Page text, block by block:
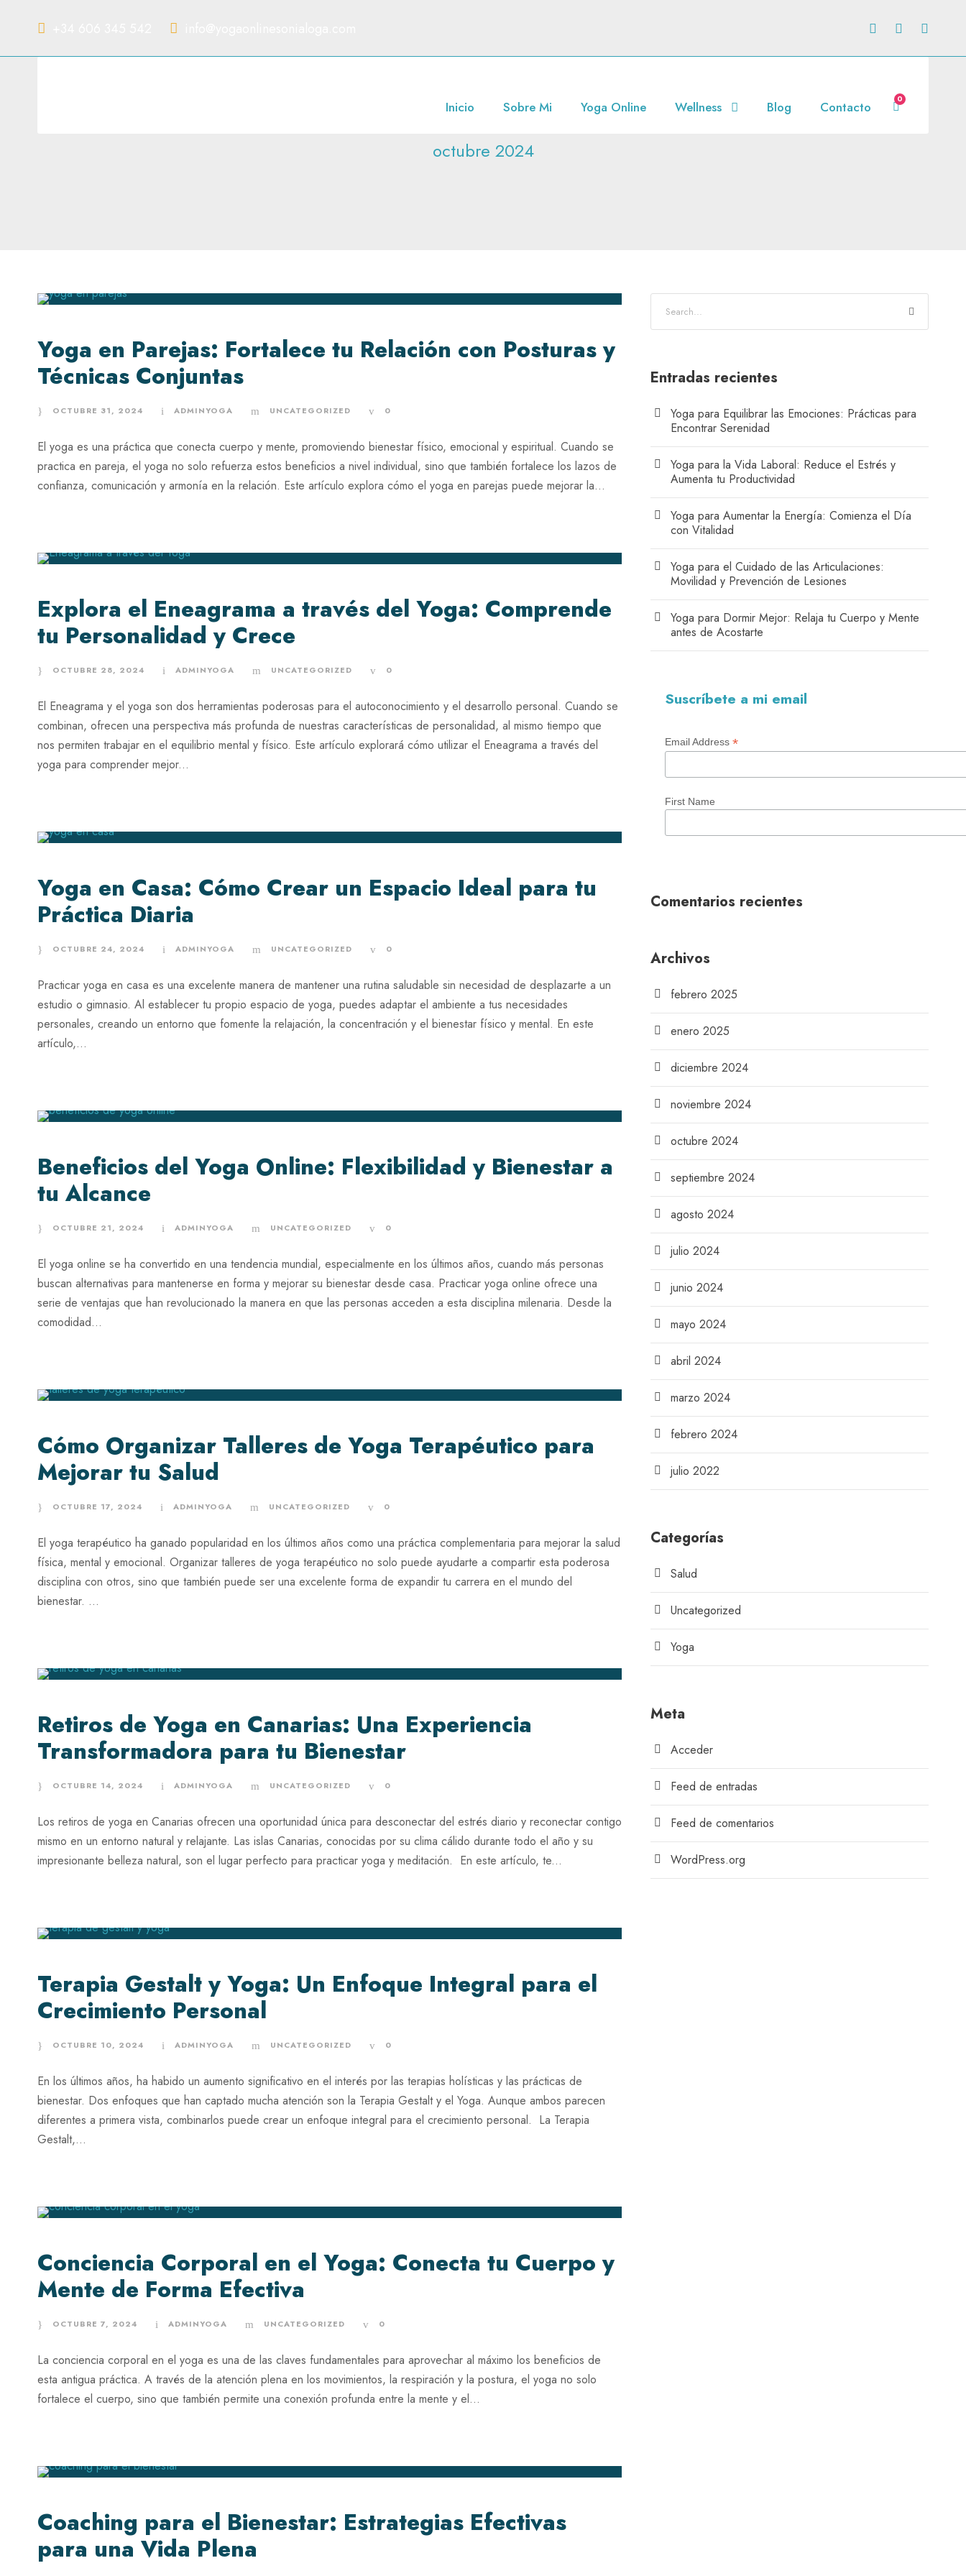
Inicio Sobre Mi Yoga Online Wellness Blog Contacto 0
Month
octubre 2024
Yoga en Parejas: Fortalece tu Relación con Posturas y
Técnicas Conjuntas
OCTUBRE 31, 2024 ADMINYOGA UNCATEGORIZED 0
El yoga es una práctica que conecta cuerpo y mente, promoviendo bienestar físico, emocional y espiritual. Cuando se
practica en pareja, el yoga no solo refuerza estos beneficios a nivel individual, sino que también fortalece los lazos de
confianza, comunicación y armonía en la relación. Este artículo explora cómo el yoga en parejas puede mejorar la...
Explora el Eneagrama a través del Yoga: Comprende
tu Personalidad y Crece
OCTUBRE 28, 2024 ADMINYOGA UNCATEGORIZED 0
El Eneagrama y el yoga son dos herramientas poderosas para el autoconocimiento y el desarrollo personal. Cuando se
combinan, ofrecen una perspectiva más profunda de nuestras características de personalidad, al mismo tiempo que
nos permiten trabajar en el equilibrio mental y físico. Este artículo explorará cómo utilizar el Eneagrama a través del
yoga para comprender mejor...
Yoga en Casa: Cómo Crear un Espacio Ideal para tu
Práctica Diaria
OCTUBRE 24, 2024 ADMINYOGA UNCATEGORIZED 0
Practicar yoga en casa es una excelente manera de mantener una rutina saludable sin necesidad de desplazarte a un
estudio o gimnasio. Al establecer tu propio espacio de yoga, puedes adaptar el ambiente a tus necesidades
personales, creando un entorno que fomente la relajación, la concentración y el bienestar físico y mental. En este
artículo,...
Beneficios del Yoga Online: Flexibilidad y Bienestar a
tu Alcance
OCTUBRE 21, 2024 ADMINYOGA UNCATEGORIZED 0
El yoga online se ha convertido en una tendencia mundial, especialmente en los últimos años, cuando más personas
buscan alternativas para mantenerse en forma y mejorar su bienestar desde casa. Practicar yoga online ofrece una
serie de ventajas que han revolucionado la manera en que las personas acceden a esta disciplina milenaria. Desde la
comodidad...
Cómo Organizar Talleres de Yoga Terapéutico para
Mejorar tu Salud
OCTUBRE 17, 2024 ADMINYOGA UNCATEGORIZED 0
El yoga terapéutico ha ganado popularidad en los últimos años como una práctica complementaria para mejorar la salud
física, mental y emocional. Organizar talleres de yoga terapéutico no solo puede ayudarte a compartir esta poderosa
disciplina con otros, sino que también puede ser una excelente forma de expandir tu carrera en el mundo del
bienestar. ...
Retiros de Yoga en Canarias: Una Experiencia
Transformadora para tu Bienestar
OCTUBRE 14, 2024 ADMINYOGA UNCATEGORIZED 0
Los retiros de yoga en Canarias ofrecen una oportunidad única para desconectar del estrés diario y reconectar contigo
mismo en un entorno natural y relajante. Las islas Canarias, conocidas por su clima cálido durante todo el año y su
impresionante belleza natural, son el lugar perfecto para practicar yoga y meditación. En este artículo, te...
Terapia Gestalt y Yoga: Un Enfoque Integral para el
Crecimiento Personal
OCTUBRE 10, 2024 ADMINYOGA UNCATEGORIZED 0
En los últimos años, ha habido un aumento significativo en el interés por las terapias holísticas y las prácticas de
bienestar. Dos enfoques que han captado mucha atención son la Terapia Gestalt y el Yoga. Aunque ambos parecen
diferentes a primera vista, combinarlos puede crear un enfoque integral para el crecimiento personal. La Terapia
Gestalt,...
Conciencia Corporal en el Yoga: Conecta tu Cuerpo y
Mente de Forma Efectiva
OCTUBRE 7, 2024 ADMINYOGA UNCATEGORIZED 0
La conciencia corporal en el yoga es una de las claves fundamentales para aprovechar al máximo los beneficios de
esta antigua práctica. A través de la atención plena en los movimientos, la respiración y la postura, el yoga no solo
fortalece el cuerpo, sino que también permite una conexión profunda entre la mente y el...
Coaching para el Bienestar: Estrategias Efectivas
para una Vida Plena
Entradas recientes
Yoga para Equilibrar las Emociones: Prácticas para
Encontrar Serenidad
Yoga para la Vida Laboral: Reduce el Estrés y
Aumenta tu Productividad
Yoga para Aumentar la Energía: Comienza el Día
con Vitalidad
Yoga para el Cuidado de las Articulaciones:
Movilidad y Prevención de Lesiones
Yoga para Dormir Mejor: Relaja tu Cuerpo y Mente
antes de Acostarte
Suscríbete a mi email
Email Address*
First Name
Comentarios recientes
Archivos
febrero 2025
enero 2025
diciembre 2024
noviembre 2024
octubre 2024
septiembre 2024
agosto 2024
julio 2024
junio 2024
mayo 2024
abril 2024
marzo 2024
febrero 2024
julio 2022
Categorías
Salud
Uncategorized
Yoga
Meta
Acceder
Feed de entradas
Feed de comentarios
WordPress.org